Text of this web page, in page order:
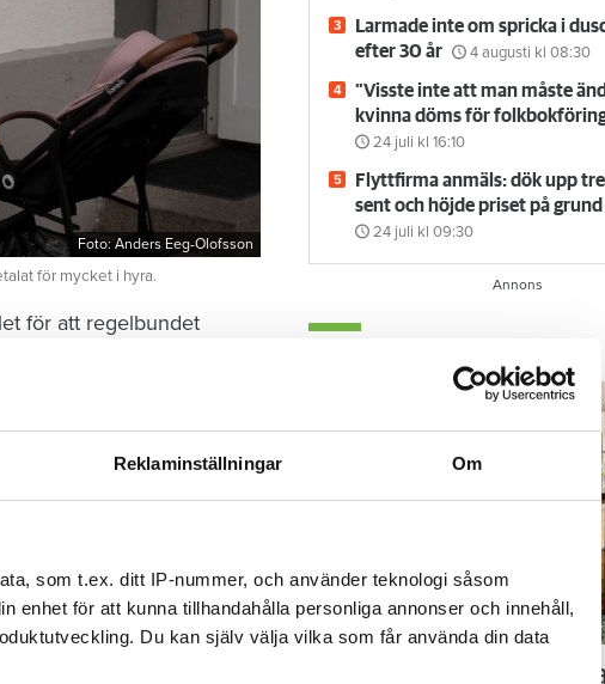
Reklaminställningar Om
som t.ex. ditt IP-nummer, och använder teknologi såsom
enhet för att kunna tillhandahålla personliga annonser och innehåll,
Du kan själv välja vilka som får använda din data
Foto: Anders Eeg-Olofsson
för mycket i hyra.
för att regelbundet
på egen hand satt hyror
beloppet.
var den senast
000 kronor.
Larmade inte om spricka i
efter 30 år
4 augusti kl 08:30
”Visste inte att man måste
kvinna döms för
24 juli kl 16:10
Flyttfirma anmäls: dök upp
sent och höjde priset på
24 juli kl 09:30
Gör som Susanne –